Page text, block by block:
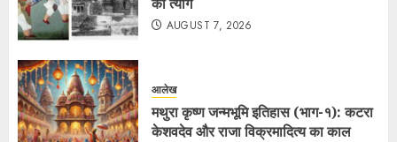
AUGUST 7, 2026
आलेख
मथुरा कृष्ण जन्मभूमि इतिहास (भाग-१): कटरा
केशवदेव और राजा विक्रमादित्य का काल